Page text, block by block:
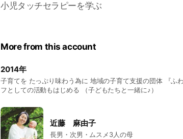
小児タッチセラピーを学ぶ
More from this account
2014年
子育てを たっぷり味わう為に 地域の子育て支援の団体 『ふ
フとしての活動もはじめる （子どもたちと一緒に♪）
近藤 麻由子
長男・次男・ムスメ3人の母